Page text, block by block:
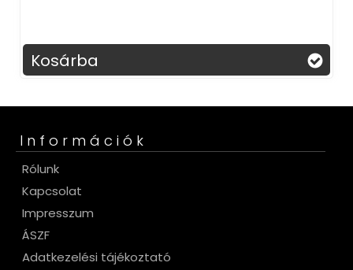
Kosárba
Információk
Rólunk
Kapcsolat
Impresszum
ÁSZF
Adatkezelési tájékoztató